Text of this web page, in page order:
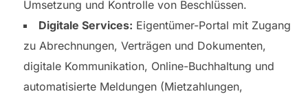
Umsetzung und Kontrolle von Beschlüssen.
Digitale Services: Eigentümer-Portal mit Zugang
zu Abrechnungen, Verträgen und Dokumenten,
digitale Kommunikation, Online-Buchhaltung und
automatisierte Meldungen (Mietzahlungen,